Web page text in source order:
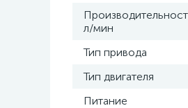
л/мин
Тип привода
Тип двигателя
Питание